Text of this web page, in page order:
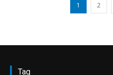
1 2
Tag